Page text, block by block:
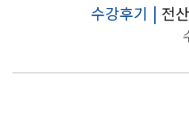
수강후기 | 전
생성형AI